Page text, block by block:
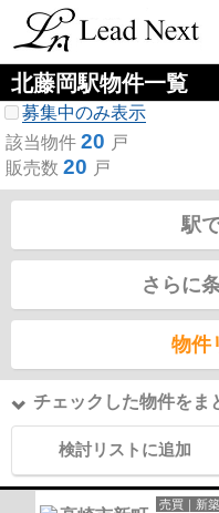
北藤岡駅物件一覧
募集中のみ表示
該当物件 20 戸
販売数 20 戸
駅
さらに
物件
チェックした物件をま
検討リストに追加
売買｜新